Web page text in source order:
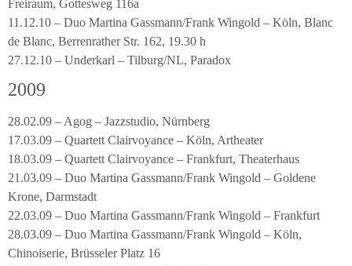
Freiraum, Gottesweg 116a
11.12.10 – Duo Martina Gassmann/Frank Wingold – Köln, Blanc
de Blanc, Berrenrather Str. 162, 19.30 h
27.12.10 – Underkarl – Tilburg/NL, Paradox
2009
28.02.09 – Agog – Jazzstudio, Nürnberg
17.03.09 – Quartett Clairvoyance – Köln, Artheater
18.03.09 – Quartett Clairvoyance – Frankfurt, Theaterhaus
21.03.09 – Duo Martina Gassmann/Frank Wingold – Goldene
Krone, Darmstadt
22.03.09 – Duo Martina Gassmann/Frank Wingold – Frankfurt
28.03.09 – Duo Martina Gassmann/Frank Wingold – Köln,
Chinoiserie, Brüsseler Platz 16